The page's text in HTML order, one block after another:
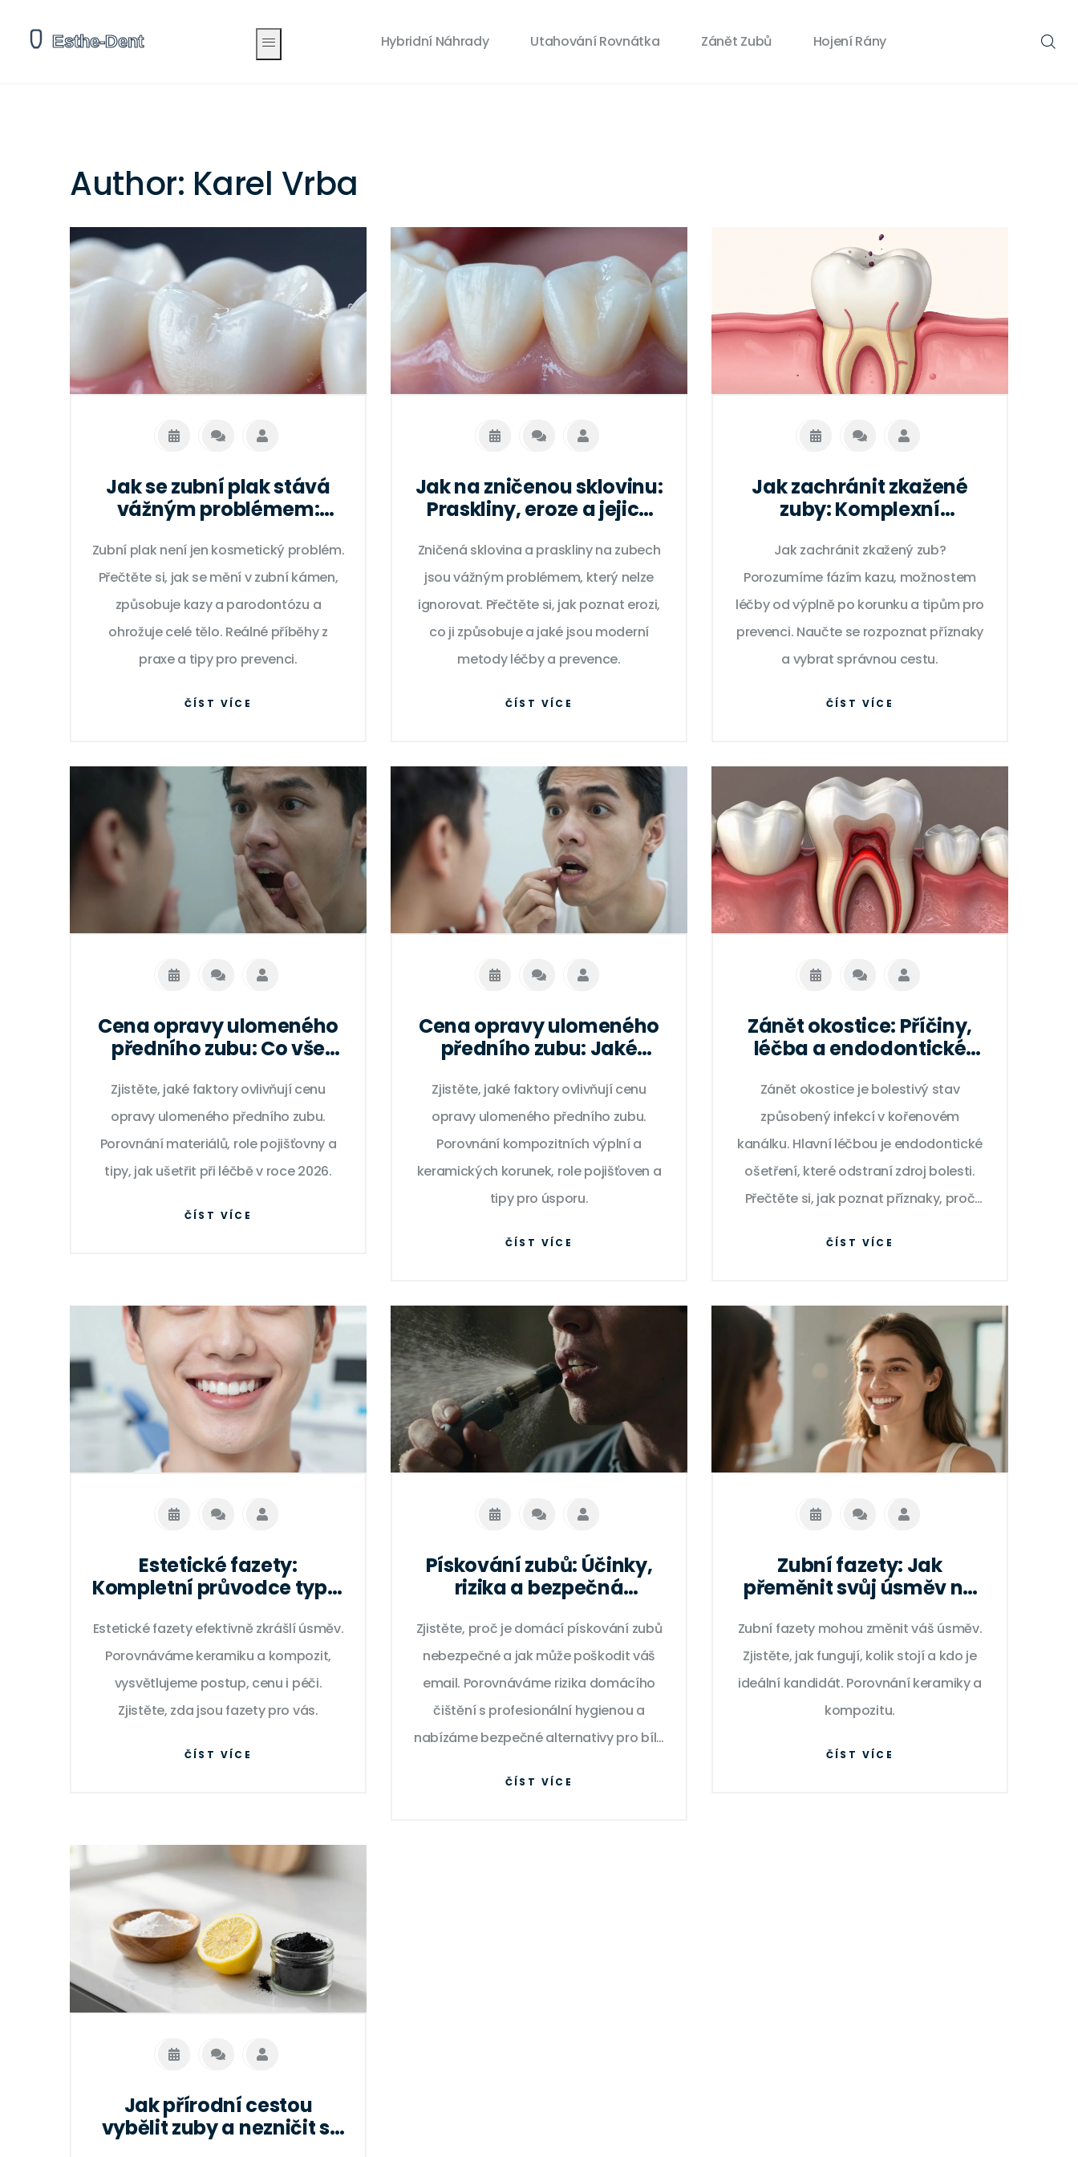
Hybridní Náhrady Utahování Rovnátka Zánět Zubů Hojení Rány
Author: Karel Vrba
Jak se zubní plak stává
vážným problémem:
prevenci
Zubní plak není jen kosmetický problém.
Přečtěte si, jak se mění v zubní kámen,
způsobuje kazy a parodontózu a
ohrožuje celé tělo. Reálné příběhy z
praxe a tipy pro prevenci.
ČÍST VÍCE
Jak na zničenou sklovinu:
Praskliny, eroze a jejich
Zničená sklovina a praskliny na zubech
jsou vážným problémem, který nelze
ignorovat. Přečtěte si, jak poznat erozi,
co ji způsobuje a jaké jsou moderní
metody léčby a prevence.
ČÍST VÍCE
Jak zachránit zkažené
zuby: Komplexní
prevencí
Jak zachránit zkažený zub?
Porozumíme fázím kazu, možnostem
léčby od výplně po korunku a tipům pro
prevenci. Naučte se rozpoznat příznaky
a vybrat správnou cestu.
ČÍST VÍCE
Cena opravy ulomeného
předního zubu: Co vše
ušetřit?
Zjistěte, jaké faktory ovlivňují cenu
opravy ulomeného předního zubu.
Porovnání materiálů, role pojišťovny a
tipy, jak ušetřit při léčbě v roce 2026.
ČÍST VÍCE
Cena opravy ulomeného
předního zubu: Jaké
zaplatíte?
Zjistěte, jaké faktory ovlivňují cenu
opravy ulomeného předního zubu.
Porovnání kompozitních výplní a
keramických korunek, role pojišťoven a
tipy pro úsporu.
ČÍST VÍCE
Zánět okostice: Příčiny,
léčba a endodontické
Zánět okostice je bolestivý stav
způsobený infekcí v kořenovém
kanálku. Hlavní léčbou je endodontické
ošetření, které odstraní zdroj bolesti.
Přečtěte si, jak poznat příznaky, proč
ČÍST VÍCE
Estetické fazety:
Kompletní průvodce typy,
úsměv
Estetické fazety efektivně zkrášlí úsměv.
Porovnáváme keramiku a kompozit,
vysvětlujeme postup, cenu i péči.
Zjistěte, zda jsou fazety pro vás.
ČÍST VÍCE
Pískování zubů: Účinky,
rizika a bezpečná
čištění
Zjistěte, proč je domácí pískování zubů
nebezpečné a jak může poškodit váš
email. Porovnáváme rizika domácího
čištění s profesionální hygienou a
nabízáme bezpečné alternativy pro bílý
ČÍST VÍCE
Zubní fazety: Jak
přeměnit svůj úsměv na
Zubní fazety mohou změnit váš úsměv.
Zjistěte, jak fungují, kolik stojí a kdo je
ideální kandidát. Porovnání keramiky a
kompozitu.
ČÍST VÍCE
Jak přírodní cestou
vybělit zuby a nezničit si